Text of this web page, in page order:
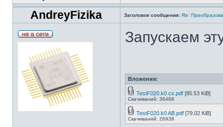
AndreyFizika
Заголовок сообщения: Re:
Запускаем
Вложения:
TestF020.k0 cx.pdf [85.53 KiB]
Скачиваний: 36488
TestF020.k0 AB.pdf [79.02 KiB]
Скачиваний: 26938